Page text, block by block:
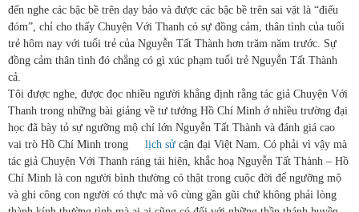
đến nghe các bậc bề trên dạy bảo và được các bậc bề trên sai vặt là “điếu
đóm”, chỉ cho thấy Chuyện Với Thanh có sự đồng cảm, thân tình của tuổi
trẻ hôm nay với tuổi trẻ của Nguyễn Tất Thành hơn trăm năm trước. Sự
đồng cảm thân tình đó chẳng có gì xúc phạm tuổi trẻ Nguyễn Tất Thành
cả.
Tôi được nghe, được đọc nhiều người khẳng định rằng tác giả Chuyện Với
Thanh trong những bài giảng về tư tưởng Hồ Chí Minh ở nhiều trường đại
học đã bày tỏ sự ngưỡng mộ chí lớn Nguyễn Tất Thành và đánh giá cao
vai trò Hồ Chí Minh trong
lịch sử cận đại Việt Nam. Có phải vì vậy mà
tác giả Chuyện Với Thanh ráng tái hiện, khắc hoạ Nguyễn Tất Thành – Hồ
Chí Minh là con người bình thường có thật trong cuộc đời để ngưỡng mộ
và ghi công con người có thực mà vô cùng gần gũi chứ không phải lòng